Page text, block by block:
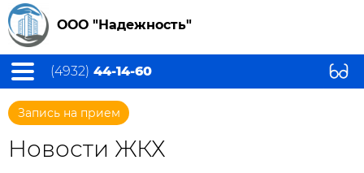
ООО "Надежность"
(4932) 44-14-60
Запись на прием
Новости ЖКХ